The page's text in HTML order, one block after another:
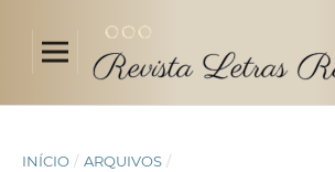
INÍCIO / ARQUIVOS /